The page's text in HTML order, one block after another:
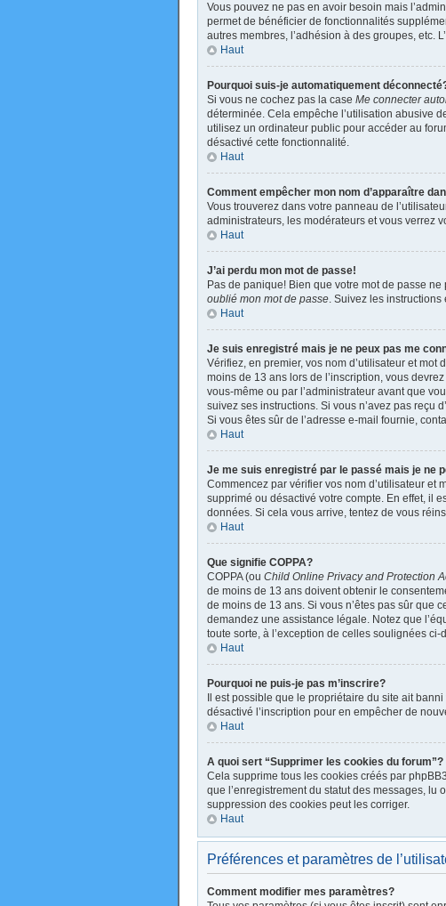
Vous pouvez ne pas en avoir besoin mais
permet de bénéficier de fonctionnalités
autres membres, l’adhésion à des groupes, etc.
Haut
Pourquoi suis-je automatiquement
Si vous ne cochez pas la case Me connecter
déterminée. Cela empêche l’utilisation abusive
utilisez un ordinateur public pour accéder au
désactivé cette fonctionnalité.
Haut
Comment empêcher mon nom d’apparaître
Vous trouverez dans votre panneau de
administrateurs, les modérateurs et vous verrez
Haut
J’ai perdu mon mot de passe!
Pas de panique! Bien que votre mot de passe
oublié mon mot de passe. Suivez les
Haut
Je suis enregistré mais je ne peux pas me
Vérifiez, en premier, vos nom d’utilisateur et mot
moins de 13 ans lors de l’inscription, vous
vous-même ou par l’administrateur avant que
suivez ses instructions. Si vous n’avez pas reçu
Si vous êtes sûr de l’adresse e-mail fournie,
Haut
Je me suis enregistré par le passé mais je ne
Commencez par vérifier vos nom d’utilisateur et
supprimé ou désactivé votre compte. En effet, il
données. Si cela vous arrive, tentez de vous
Haut
Que signifie COPPA?
COPPA (ou Child Online Privacy and Protection
de moins de 13 ans doivent obtenir le
de moins de 13 ans. Si vous n’êtes pas sûr que
demandez une assistance légale. Notez que
toute sorte, à l’exception de celles soulignées ci-
Haut
Pourquoi ne puis-je pas m’inscrire?
Il est possible que le propriétaire du site ait
désactivé l’inscription pour en empêcher de
Haut
A quoi sert “Supprimer les cookies du forum”?
Cela supprime tous les cookies créés par
que l’enregistrement du statut des messages,
suppression des cookies peut les corriger.
Haut
Préférences et paramètres de
Comment modifier mes paramètres?